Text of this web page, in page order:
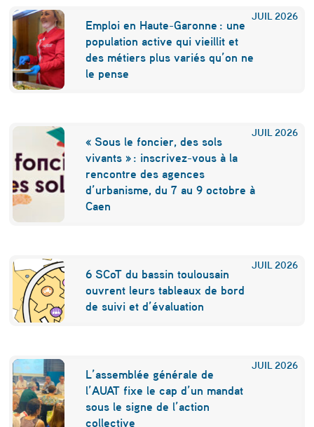
e
v
r
a
t
c
o
n
d
i
e
u
’
à
JUIL 2026
Emploi en Haute-Garonne : une
population active qui vieillit et
des métiers plus variés qu’on ne
le pense
JUIL 2026
« Sous le foncier, des sols
vivants » : inscrivez-vous à la
rencontre des agences
d’urbanisme, du 7 au 9 octobre à
Caen
JUIL 2026
6 SCoT du bassin toulousain
ouvrent leurs tableaux de bord
de suivi et d’évaluation
JUIL 2026
L’assemblée générale de
l’AUAT fixe le cap d’un mandat
sous le signe de l’action
collective